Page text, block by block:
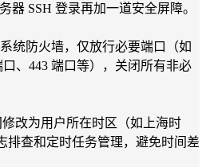
器 SSH 登录再加一道安全屏障。
统防火墙，仅放行必要端口（如
、443 端口等），关闭所有非必
改为用户所在时区（如上海时
排查和定时任务管理，避免时间差